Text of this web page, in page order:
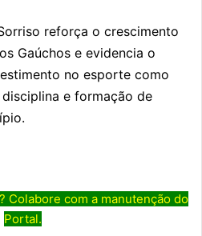
reforça o crescimento
Gaúchos e evidencia o
no esporte como
e formação de
Colabore com a manutenção do
Portal.